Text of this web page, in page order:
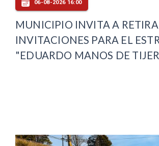
06-08-2026 16:00
MUNICIPIO INVITA A
INVITACIONES PARA EL
"EDUARDO MANOS DE